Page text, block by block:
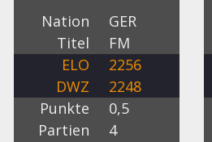
Nation
GER
Titel
FM
ELO
2256
DWZ
2248
Punkte
0,5
Partien
4